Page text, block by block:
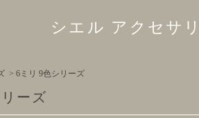
シエル アクセサ
> 6ミリ 9色シリーズ
ーズ